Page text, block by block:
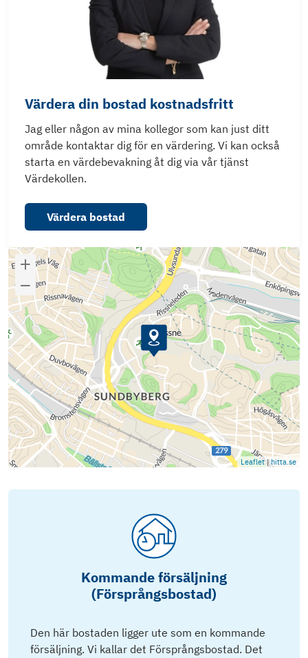
Värdera din bostad kostnadsfritt
Jag eller någon av mina kollegor som kan just ditt
område kontaktar dig för en värdering. Vi kan också
starta en värdebevakning åt dig via vår tjänst
Värdekollen.
Värdera bostad
Leaflet | hitta.se
Kommande försäljning
(Försprångsbostad)
Den här bostaden ligger ute som en kommande
försäljning. Vi kallar det Försprångsbostad. Det